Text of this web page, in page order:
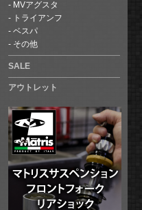
MVアグスタ
トライアンフ
ベスパ
その他
SALE
アウトレット